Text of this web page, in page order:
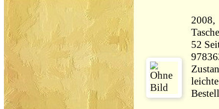
52 Seiten